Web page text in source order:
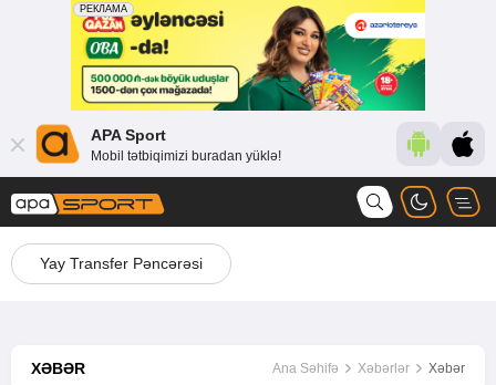
APA Sport
Mobil tətbiqimizi buradan yüklə!
Yay Transfer Pəncərəsi
XƏBƏR Ana Səhifə Xəbərlər Xəbər